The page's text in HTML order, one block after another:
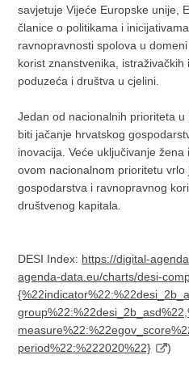
savjetuje Vijeće Europske unije,
članice o politikama i
ravnopravnosti spolova u
korist znanstvenika, istraživačkih
poduzeća i društva u cjelini.
Jedan od nacionalnih prioriteta
biti jačanje hrvatskog
inovacija. Veće uključivanje
ovom nacionalnom prioritetu
gospodarstva i ravnopravnog
društvenog kapitala.
DESI Index: https://digital-
agenda-data.eu/charts/desi-
period%22:%222020%22}
)